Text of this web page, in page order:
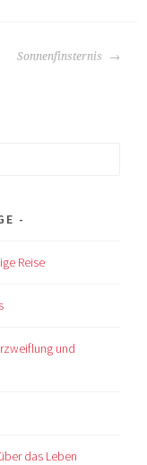
Sonnenfinsternis
Reise
und
das Leben